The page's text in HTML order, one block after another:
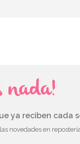
nada!
ya reciben cada
las novedades en